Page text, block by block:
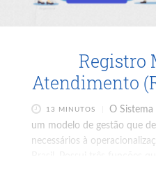
Registro
Atendimento
13 MINUTOS
O Sistema
um modelo de gestão que
necessários à
Brasil. Possui três funções